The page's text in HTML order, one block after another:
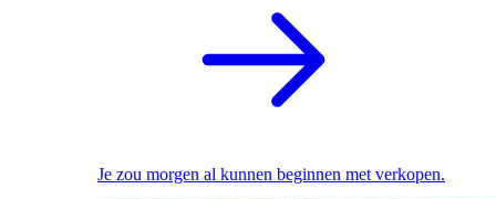
Je zou morgen al kunnen beginnen met verkopen.